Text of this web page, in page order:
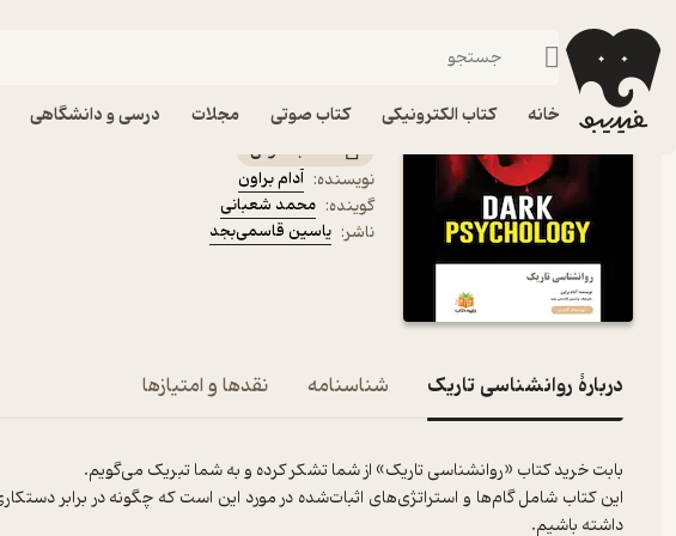
خانه کتاب الکترونیکی کتاب صوتی مجلات درسی و دانشگاهی
فیدیبو کتاب صوتی
کتاب صوتی روانشناسی تاریک اثر آدام
کتاب صوتی
نویسنده: آدام براون
گوینده: محمد شعبانی
ناشر: یاسین قاسمی‌بجد
دربارۀ روانشناسی تاریک شناسنامه نقدها و امتیازها
بابت خرید کتاب «روانشناسی تاریک» از شما تشکر کرده و به شما تبریک می‌گویم.
این کتاب شامل گام‌ها و استراتژی‌های اثبات‌شده در مورد این است که چگونه در برابر
داشته باشیم.